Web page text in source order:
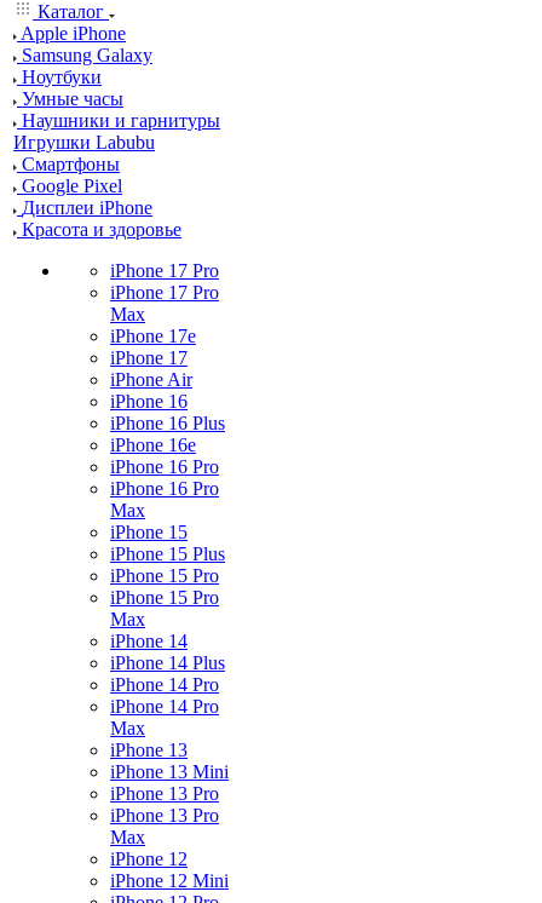
Каталог
Apple iPhone
Samsung Galaxy
Ноутбуки
Умные часы
Наушники и гарнитуры
Игрушки Labubu
Смартфоны
Google Pixel
Дисплеи iPhone
Красота и здоровье
iPhone 17 Pro
iPhone 17 Pro
Max
iPhone 17e
iPhone 17
iPhone Air
iPhone 16
iPhone 16 Plus
iPhone 16e
iPhone 16 Pro
iPhone 16 Pro
Max
iPhone 15
iPhone 15 Plus
iPhone 15 Pro
iPhone 15 Pro
Max
iPhone 14
iPhone 14 Plus
iPhone 14 Pro
iPhone 14 Pro
Max
iPhone 13
iPhone 13 Mini
iPhone 13 Pro
iPhone 13 Pro
Max
iPhone 12
iPhone 12 Mini